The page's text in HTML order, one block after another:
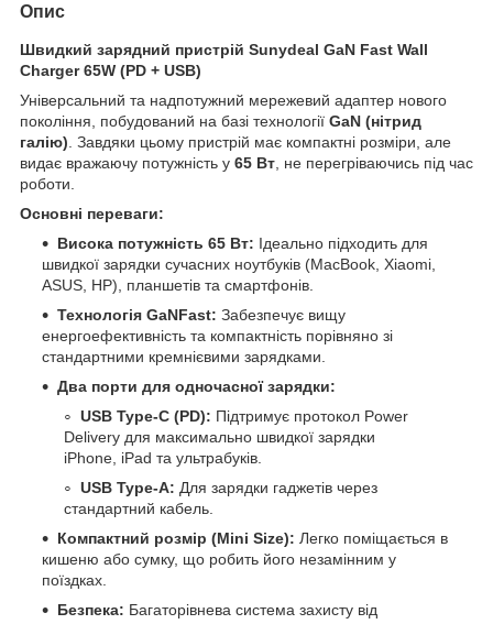
Опис
Швидкий зарядний пристрій Sunydeal GaN Fast Wall
Charger 65W (PD + USB)
Універсальний та надпотужний мережевий адаптер нового
покоління, побудований на базі технології GaN (нітрид
галію) . Завдяки цьому пристрій має компактні розміри, але
видає вражаючу потужність у 65 Вт , не перегріваючись під час
роботи.
Основні переваги:
Висока потужність 65 Вт: Ідеально підходить для
швидкої зарядки сучасних ноутбуків (MacBook, Xiaomi,
ASUS, HP), планшетів та смартфонів.
Технологія GaNFast: Забезпечує вищу
енергоефективність та компактність порівняно зі
стандартними кремнієвими зарядками.
Два порти для одночасної зарядки:
USB Type-C (PD): Підтримує протокол Power
Delivery для максимально швидкої зарядки
iPhone, iPad та ультрабуків.
USB Type-A: Для зарядки гаджетів через
стандартний кабель.
Компактний розмір (Mini Size): Легко поміщається в
кишеню або сумку, що робить його незамінним у
поїздках.
Безпека: Багаторівнева система захисту від